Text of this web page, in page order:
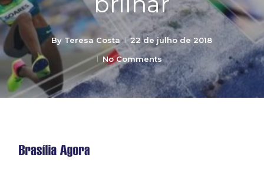
By Teresa Costa
22 de julho de 2018
No Comments